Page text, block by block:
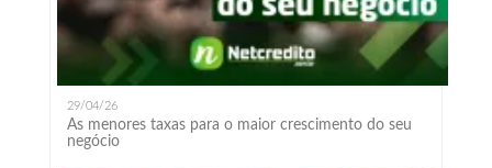
29/04/26
As menores taxas para o maior crescimento do seu
negócio